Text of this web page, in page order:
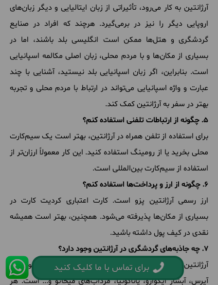
آرژانتین به کار می‌رود، تأثیراتی از زبان ایتالیایی و دیگر زبان‌های
اروپایی دیگر را نیز در برمی‌گیرد. هرچند که افراد در صنایع
گردشگری و هتل‌ها ممکن است انگلیسی بلد باشند، اما در
بسیاری از مکان‌ها و با مردم محلی، زبان اصلی مکالمه اسپانیایی
است. بنابراین، اگر زبان اسپانیایی بلد نیستید، آشنایی با چند
عبارت و واژه اسپانیایی می‌تواند در ارتباط با مردم محلی و تجربه
بهتر در سفر به آرژانتین کمک کند.
5. چگونه از ارتباطات تلفنی استفاده کنم؟
برای استفاده از تلفن همراه در آرژانتین، بهتر است یک سیم‌کارت
محلی بخرید یا از رومینگ استفاده کنید. این کار معمولاً ارزان‌تر از
استفاده از سیم‌کارت بین‌المللی است.
6. چگونه از ارز و پرداخت‌ها استفاده کنم؟
ارز رسمی آرژانتین پزو است. کارت اعتباری کردیت کارت در
بسیاری از مکان‌ها پذیرفته می‌شود. همچنین، بهتر است همیشه
نقدی در کیف پول داشته باشید.
7. چه جاذبه‌های گردشگری در آرژانتین وجود دارد؟
آرژانتین دارای جاذبه‌های گردشگری فراوانی است از جمله بوئنوس
آیرس، آبشار ایگوازو، پاتاگونیا، مرداب‌های میخائو و... است. هر
برای تماس با ما کلیک کنید